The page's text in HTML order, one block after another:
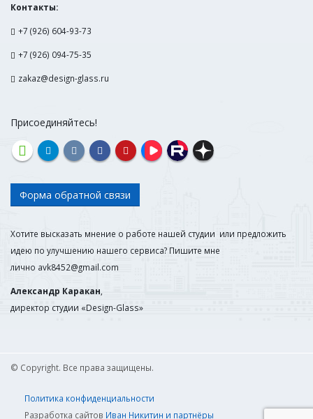
Контакты:
+7 (926) 604-93-73
+7 (926) 094-75-35
zakaz@design-glass.ru
Присоединяйтесь!
Форма обратной связи
Хотите высказать мнение о работе нашей студии или предложить
идею по улучшению нашего сервиса? Пишите мне
лично avk8452@gmail.com
Александр Каракан
директор студии «Design-Glass»
© Copyright. Все права защищены.
Политика конфиденциальности
Разработка сайтов Иван Никитин и партнёры